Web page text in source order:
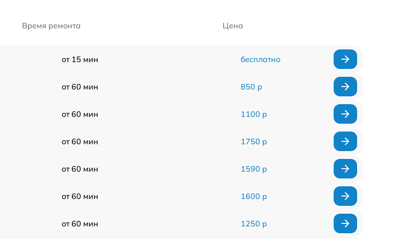
Время ремонта Цена
от 15 мин бесплатно
от 60 мин 850 р
от 60 мин 1100 р
от 60 мин 1750 р
от 60 мин 1590 р
от 60 мин 1600 р
от 60 мин 1250 р